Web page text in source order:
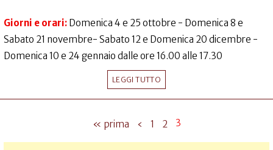
Giorni e orari: Domenica 4 e 25 ottobre - Domenica 8 e
Sabato 21 novembre- Sabato 12 e Domenica 20 dicembre -
Domenica 10 e 24 gennaio dalle ore 16.00 alle 17.30
LEGGI TUTTO
« prima ‹ 1 2 3